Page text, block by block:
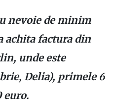
nevoie de minim
achita factura din
unde este
Delia), primele 6
euro.